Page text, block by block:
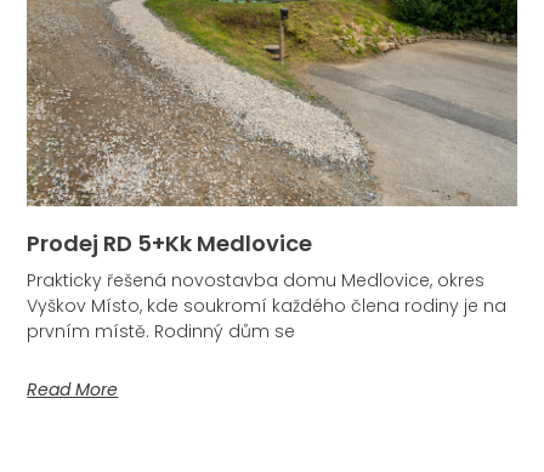
Prodej RD 5+kk Medlovice
Prakticky řešená novostavba domu Medlovice, okres
Vyškov Místo, kde soukromí každého člena rodiny je na
prvním místě. Rodinný dům se
Read More